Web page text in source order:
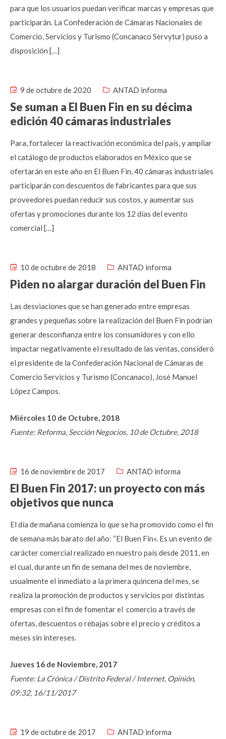
para que los usuarios puedan verificar marcas y empresas que
participarán. La Confederación de Cámaras Nacionales de
Comercio, Servicios y Turismo (Concanaco Servytur) puso a
disposición […]
9 de octubre de 2020 ANTAD informa
Se suman a El Buen Fin en su décima
edición 40 cámaras industriales
Para, fortalecer la reactivación económica del país, y ampliar
el catálogo de productos elaborados en México que se
ofertarán en este año en El Buen Fin, 40 cámaras industriales
participarán con descuentos de fabricantes para que sus
proveedores puedan reducir sus costos, y aumentar sus
ofertas y promociones durante los 12 días del evento
comercial […]
10 de octubre de 2018 ANTAD informa
Piden no alargar duración del Buen Fin
Las desviaciones que se han generado entre empresas
grandes y pequeñas sobre la realización del Buen Fin podrían
generar desconfianza entre los consumidores y con ello
impactar negativamente el resultado de las ventas, consideró
el presidente de la Confederación Nacional de Cámaras de
Comercio Servicios y Turismo (Concanaco), José Manuel
López Campos.
Miércoles 10 de Octubre, 2018
Fuente: Reforma, Sección Negocios, 10 de Octubre, 2018
16 de noviembre de 2017 ANTAD informa
El Buen Fin 2017: un proyecto con más
objetivos que nunca
El día de mañana comienza lo que se ha promovido como el fin
de semana más barato del año: “El Buen Fin». Es un evento de
carácter comercial realizado en nuestro país desde 2011, en
el cual, durante un fin de semana del mes de noviembre,
usualmente el inmediato a la primera quincena del mes, se
realiza la promoción de productos y servicios por distintas
empresas con el fin de fomentar el comercio a través de
ofertas, descuentos o rebajas sobre el precio y créditos a
meses sin intereses.
Jueves 16 de Noviembre, 2017
Fuente: La Crónica / Distrito Federal / Internet, Opinión,
09:32, 16/11/2017
19 de octubre de 2017 ANTAD informa